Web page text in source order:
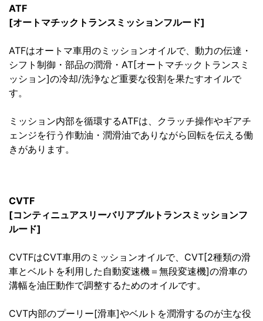
ATF
[オートマチックトランスミッションフルード]
ATFはオートマ車用のミッションオイルで、動力の伝達・
シフト制御・部品の潤滑・AT[オートマチックトランスミ
ッション]の冷却/洗浄など重要な役割を果たすオイルで
す。
ミッション内部を循環するATFは、クラッチ操作やギアチ
ェンジを行う作動油・潤滑油でありながら回転を伝える働
きがあります。
CVTF
[コンティニュアスリーバリアブルトランスミッションフ
ルード]
CVTFはCVT車用のミッションオイルで、CVT[2種類の滑
車とベルトを利用した自動変速機＝無段変速機]の滑車の
溝幅を油圧動作で調整するためのオイルです。
CVT内部のプーリー[滑車]やベルトを潤滑するのが主な役